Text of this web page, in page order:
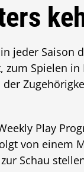
jeder Saison
zum Spielen
Play
von einem
Schau